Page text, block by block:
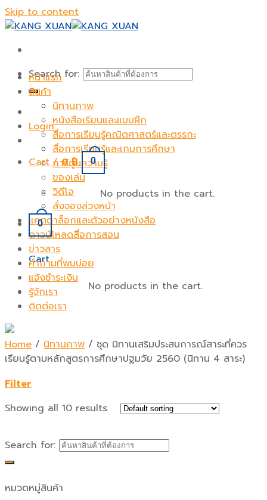
Skip to content
Search for:
Login
Cart /0฿ 0
No products in the cart.
0
Cart
No products in the cart.
หน้าแรก
สินค้า
นิทานภาพ
หนังสือเรียนและแบบฝึก
สื่อการเรียนรู้คณิตศาสตร์และตรรกะ
สื่อการเรียนรู้และเกมการศึกษา
การ์ตูนความรู้
ของเล่น
วิดีโอ
สั่งจองล่วงหน้า
แคตตาล็อกและตัวอย่างหนังสือ
ดาวน์โหลดสื่อการสอน
ข่าวสาร
คำถามที่พบบ่อย
แจ้งชำระเงิน
รู้จักเรา
ติดต่อเรา
Home / นิทานภาพ / ชุด นิทานเสริมประสบการณ์สาระที่ควร
เรียนรู้ตามหลักสูตรการศึกษาปฐมวัย 2560 (นิทาน 4 สาระ)
Filter
Showing all 10 results
Search for:
หมวดหมู่สินค้า